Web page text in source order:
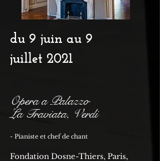
du 9 juin au 9
juillet 2021
Opera a Palazzo
La Traviata, Verdi
- Pianiste et chef de chant
Fondation Dosne-Thiers, Paris,